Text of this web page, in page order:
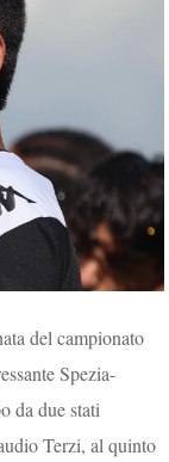
del campionato
Spezia-
da due stati
Terzi, al quinto